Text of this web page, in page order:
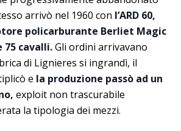
arrivò nel 1960 con l’ARD 60,
policarburante Berliet Magic
75 cavalli.Gli ordini arrivavano
di Lignieres si ingrandì, il
e la produzione passò ad un
exploit non trascurabile
la tipologia dei mezzi.